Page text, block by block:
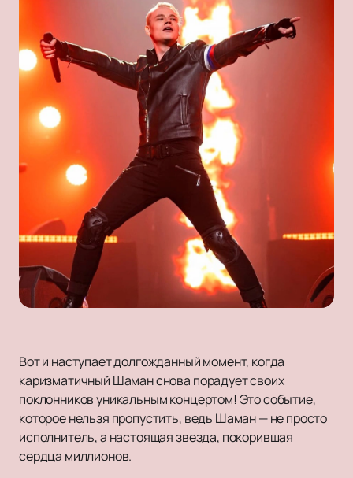
Вот и наступает долгожданный момент, когда
каризматичный Шаман снова порадует своих
поклонников уникальным концертом! Это событие,
которое нельзя пропустить, ведь Шаман — не просто
исполнитель, а настоящая звезда, покорившая
сердца миллионов.